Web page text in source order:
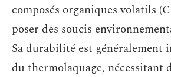
composés organiques volatils
poser des soucis
Sa durabilité est généralement
du thermolaquage, nécessitant